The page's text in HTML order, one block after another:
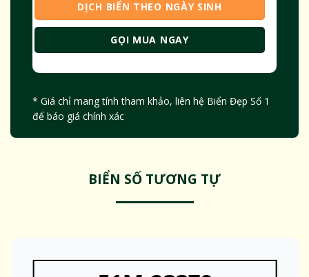
DỊCH BIỂN THEO NGÀY SINH
GỌI MUA NGAY
* Giá chỉ mang tính tham khảo, liên hệ Biển Đẹp Số 1
để báo giá chính xác
BIỂN SỐ TƯƠNG TỰ